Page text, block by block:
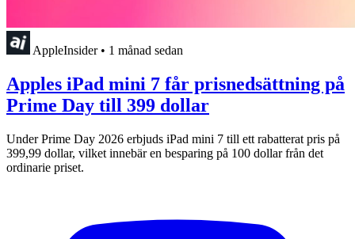
AppleInsider • 1 månad sedan
Apples iPad mini 7 får prisnedsättning på
Prime Day till 399 dollar
Under Prime Day 2026 erbjuds iPad mini 7 till ett rabatterat pris på
399,99 dollar, vilket innebär en besparing på 100 dollar från det
ordinarie priset.